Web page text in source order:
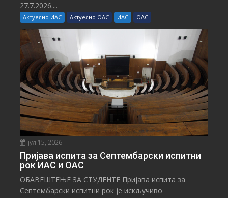
27.7.2026....
Актуелно ИАС Актуелно ОАС ИАС ОАС
јул 15, 2026
Пријава испита за Септембарски испитни
рок ИАС и ОАС
ОБАВЕШТЕЊЕ ЗА СТУДЕНТЕ Пријава испита за
Септембарски испитни рок је искључиво